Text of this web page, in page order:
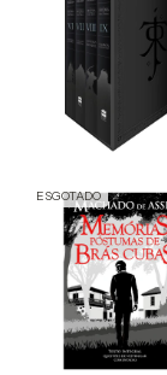
ESGOTADO